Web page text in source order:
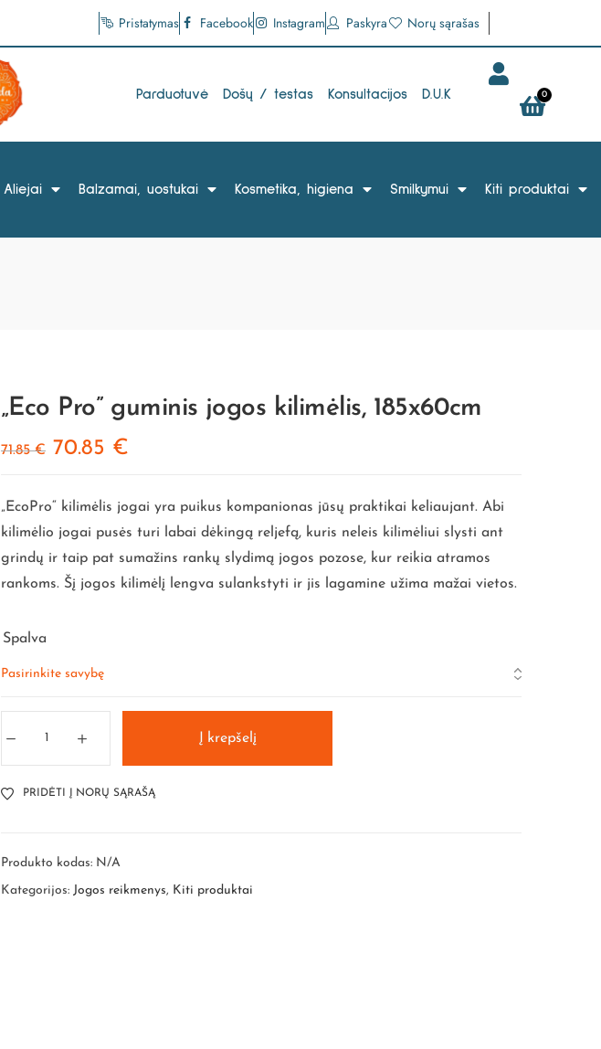
Pristatymas Facebook Instagram Paskyra Norų sąrašas
Parduotuvė Došų / testas Konsultacijos D.U.K 0
Aliejai Balzamai, uostukai Kosmetika, higiena Smilkymui Kiti produktai
„Eco Pro” guminis jogos kilimėlis, 185x60cm
71.85€ 70.85 €
„EcoPro“ kilimėlis jogai yra puikus kompanionas jūsų praktikai keliaujant. Abi
kilimėlio jogai pusės turi labai dėkingą reljefą, kuris neleis kilimėliui slysti ant
grindų ir taip pat sumažins rankų slydimą jogos pozose, kur reikia atramos
rankoms. Šį jogos kilimėlį lengva sulankstyti ir jis lagamine užima mažai vietos.
Spalva
Į krepšelį
PRIDĖTI Į NORŲ SĄRAŠĄ
Produkto kodas: N/A
Kategorijos: Jogos reikmenys, Kiti produktai